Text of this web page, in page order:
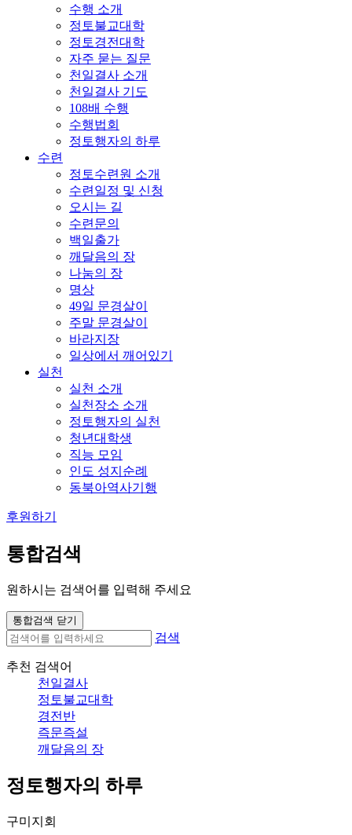
수행 소개
정토불교대학
정토경전대학
자주 묻는 질문
천일결사 소개
천일결사 기도
108배 수행
수행법회
정토행자의 하루
수련
정토수련원 소개
수련일정 및 신청
오시는 길
수련문의
백일출가
깨달음의 장
나눔의 장
명상
49일 문경살이
주말 문경살이
바라지장
일상에서 깨어있기
실천
실천 소개
실천장소 소개
정토행자의 실천
청년대학생
직능 모임
인도 성지순례
동북아역사기행
후원하기
통합검색
원하시는 검색어를 입력해 주세요
통합검색 닫기
검색
추천 검색어
천일결사
정토불교대학
경전반
즉문즉설
깨달음의 장
정토행자의 하루
구미지회